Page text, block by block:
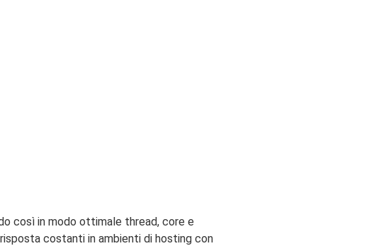
così in modo ottimale thread, core e
costanti in ambienti di hosting con